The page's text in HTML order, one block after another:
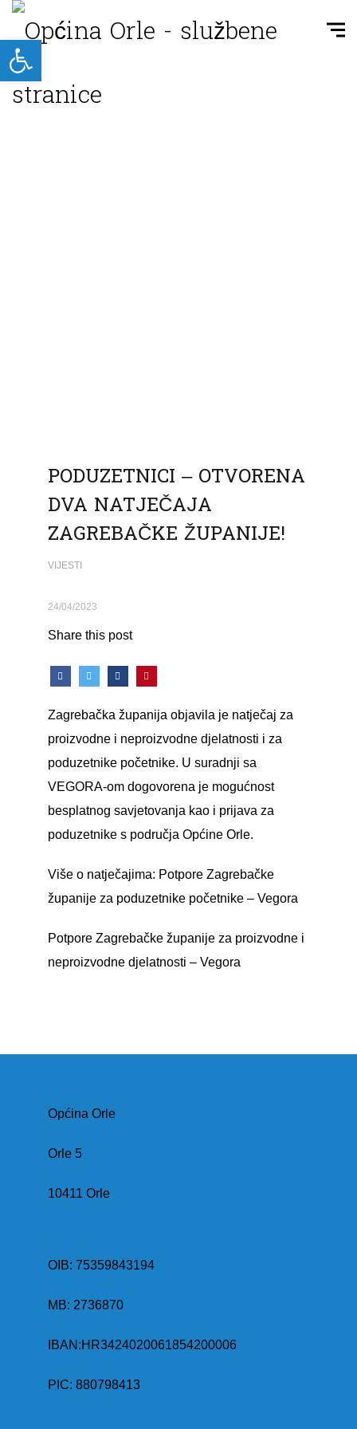
PODUZETNICI – OTVORENA
DVA NATJEČAJA
ZAGREBAČKE ŽUPANIJE!
VIJESTI
24/04/2023
Share this post
Zagrebačka županija objavila je natječaj za
proizvodne i neproizvodne djelatnosti i za
poduzetnike početnike. U suradnji sa
VEGORA-om dogovorena je mogućnost
besplatnog savjetovanja kao i prijava za
poduzetnike s područja Općine Orle.
Više o natječajima: Potpore Zagrebačke
županije za poduzetnike početnike – Vegora
Potpore Zagrebačke županije za proizvodne i
neproizvodne djelatnosti – Vegora
Općina Orle
Orle 5
10411 Orle
OIB: 75359843194
MB: 2736870
IBAN:HR3424020061854200006
PIC: 880798413
Open toolbar